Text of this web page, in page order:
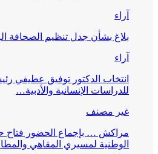
آراء
بلاغ بشأن جدل تنظيم الصحافة
آراء
انتخاب الدكتور توفيق عطيفي
للدراسات الإنسانية والأدبية…
غير مصنف
مراكش … بإجماع الحضور فتاح
الوطنية لمسيري المقاهي